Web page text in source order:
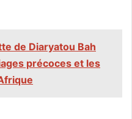
de Diaryatou Bah
précoces et les